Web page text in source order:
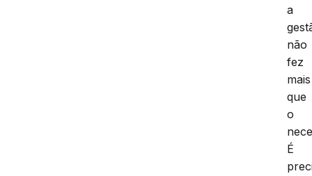
a
não
fez
mais
que
o
É